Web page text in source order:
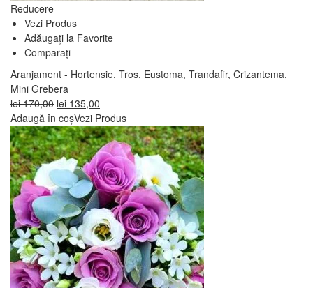
Reducere
Vezi Produs
Adăugați la Favorite
Comparați
Aranjament - Hortensie, Tros, Eustoma, Trandafir, Crizantema,
Mini Grebera
lei170,00 Prețul
inițial
a
fost:
lei 170,00.
lei 135,00
curent
este:
lei 135,00.
Adaugă în coșVezi Produs